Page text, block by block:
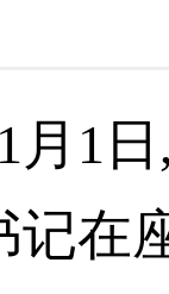
日,
记在